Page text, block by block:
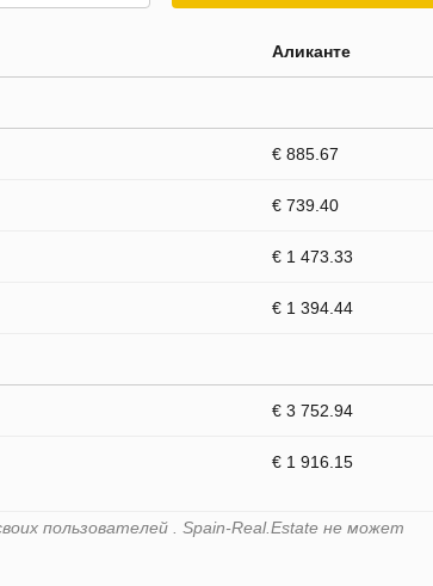
Аликанте
€ 885.67
€ 739.40
€ 1 473.33
€ 1 394.44
€ 3 752.94
€ 1 916.15
пользователей . Spain-Real.Estate не может